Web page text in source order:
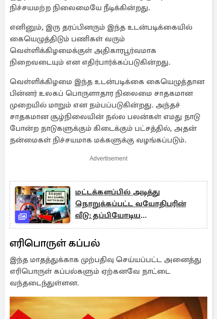
நிச்சயமற்ற நிலைமையே நீடிக்கின்றது.
எனினும், இரு தரப்பினரும் இந்த உடன்படிக்கையில்
கையெழுத்திடும் பணிகள் வரும்
வெள்ளிக்கிழமைக்குள் அதிகாரபூர்வமாக
நிறைவடையும் என எதிர்பார்க்கப்படுகின்றது.
வெள்ளிக்கிழமை இந்த உடன்படிக்கை கையெழுத்தான
பின்னர் உலகப் பொருளாதார நிலைமை சாதகமான
முறையில் மாறும் என நம்பப்படுகின்றது. அந்தச்
சாதகமான சூழ்நிலையின் நல்ல பலன்கள் எமது நாடு
போன்ற நாடுகளுக்கும் கிடைக்கும் பட்சத்தில், அதன்
நன்மைகள் நிச்சயமாக மக்களுக்கு வழங்கப்படும்.
Advertisement
மட்டக்களப்பில் அடித்து
நொறுக்கப்பட்ட வயோதிபரின்
வீடு: தப்பியோடிய
சந்தேகநபர்கள்!
எரிபொருள் கப்பல்
இந்த மாதத்துக்காக முற்பதிவு செய்யப்பட்ட அனைத்து
எரிபொருள் கப்பல்களும் ஏற்கனவே நாட்டை
வந்தடைந்துள்ளன.